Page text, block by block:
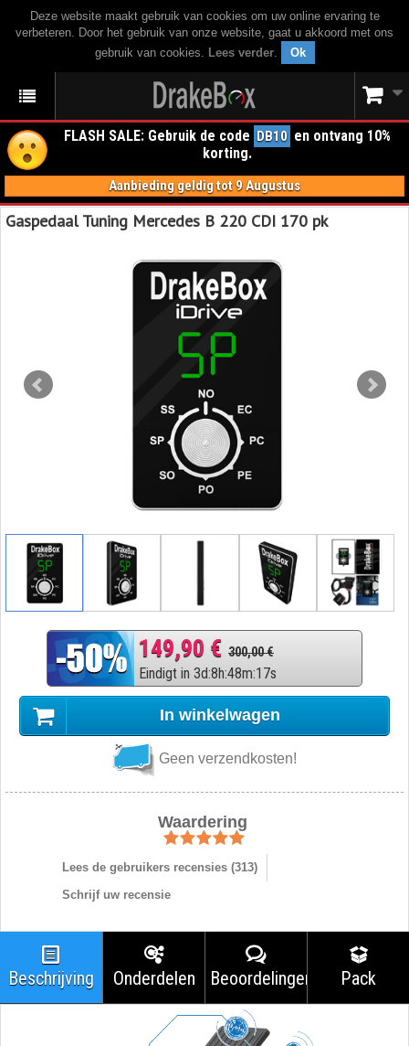
Deze website maakt gebruik van cookies om uw online ervaring te
verbeteren. Door het gebruik van onze website, gaat u akkoord met ons
gebruik van cookies. Lees verder. Ok
FLASH SALE: Gebruik de code DB10 en ontvang 10%
korting.
Aanbieding geldig tot 9 Augustus
Gaspedaal Tuning Mercedes B 220 CDI 170 pk
149,90 € 300,00 €
Eindigt in 3d:8h:48m:16s
In winkelwagen
Geen verzendkosten!
Waardering
Lees de gebruikers recensies (313)
Schrijf uw recensie
Beschrijving Onderdelen Beoordelingen Pack